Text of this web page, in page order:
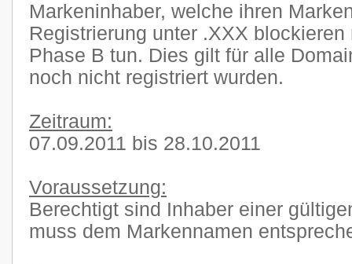
Markeninhaber, welche ihren
Registrierung unter .XXX
Phase B tun. Dies gilt für alle
noch nicht registriert wurden.
Zeitraum:
07.09.2011 bis 28.10.2011
Voraussetzung:
Berechtigt sind Inhaber einer
muss dem Markennamen